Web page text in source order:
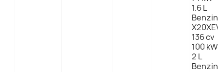
1.6 L
136 cv
100 kW
2 L